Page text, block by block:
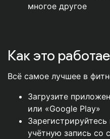
многое другое
Как это
Всё самое лучшее в
Загрузите
или «Google Play»
учётную запись со